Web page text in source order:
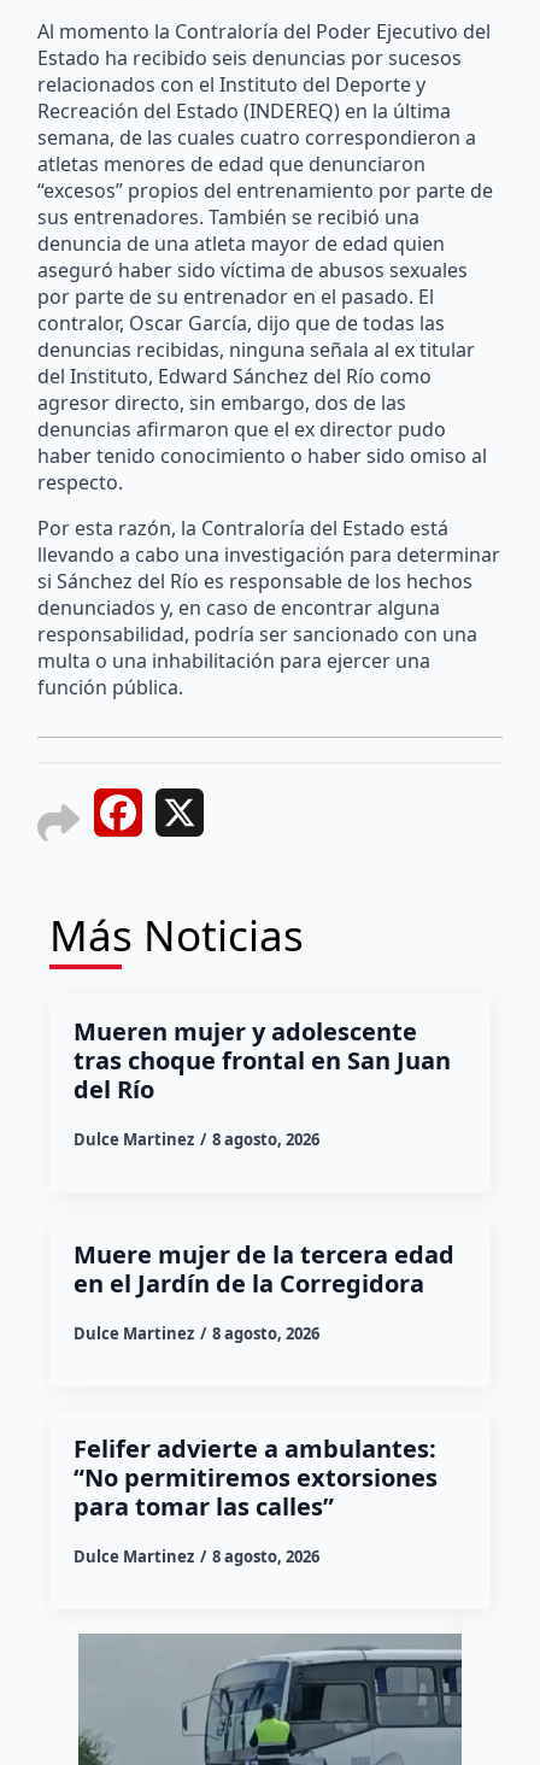
Al momento la Contraloría del Poder Ejecutivo del
Estado ha recibido seis denuncias por sucesos
relacionados con el Instituto del Deporte y
Recreación del Estado (INDEREQ) en la última
semana, de las cuales cuatro correspondieron a
atletas menores de edad que denunciaron
“excesos” propios del entrenamiento por parte de
sus entrenadores. También se recibió una
denuncia de una atleta mayor de edad quien
aseguró haber sido víctima de abusos sexuales
por parte de su entrenador en el pasado. El
contralor, Oscar García, dijo que de todas las
denuncias recibidas, ninguna señala al ex titular
del Instituto, Edward Sánchez del Río como
agresor directo, sin embargo, dos de las
denuncias afirmaron que el ex director pudo
haber tenido conocimiento o haber sido omiso al
respecto.
Por esta razón, la Contraloría del Estado está
llevando a cabo una investigación para determinar
si Sánchez del Río es responsable de los hechos
denunciados y, en caso de encontrar alguna
responsabilidad, podría ser sancionado con una
multa o una inhabilitación para ejercer una
función pública.
Facebook
Más Noticias
Mueren mujer y adolescente
tras choque frontal en San Juan
del Río
Dulce Martinez 8 agosto, 2026
Muere mujer de la tercera edad
en el Jardín de la Corregidora
Dulce Martinez 8 agosto, 2026
Felifer advierte a ambulantes:
“No permitiremos extorsiones
para tomar las calles”
Dulce Martinez 8 agosto, 2026